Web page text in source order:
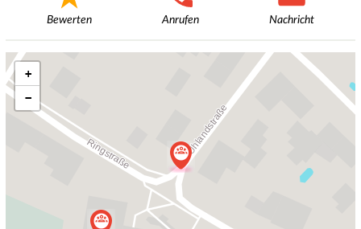
Bewerten Anrufen Nachricht
+
−